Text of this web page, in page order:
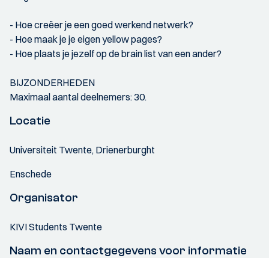
- Hoe creëer je een goed werkend netwerk?
- Hoe maak je je eigen yellow pages?
- Hoe plaats je jezelf op de brain list van een ander?
BIJZONDERHEDEN
Maximaal aantal deelnemers: 30.
Locatie
Universiteit Twente, Drienerburght
Enschede
Organisator
KIVI Students Twente
Naam en contactgegevens voor informatie